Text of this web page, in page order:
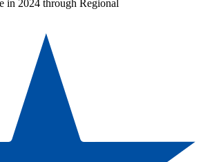
in 2024 through Regional